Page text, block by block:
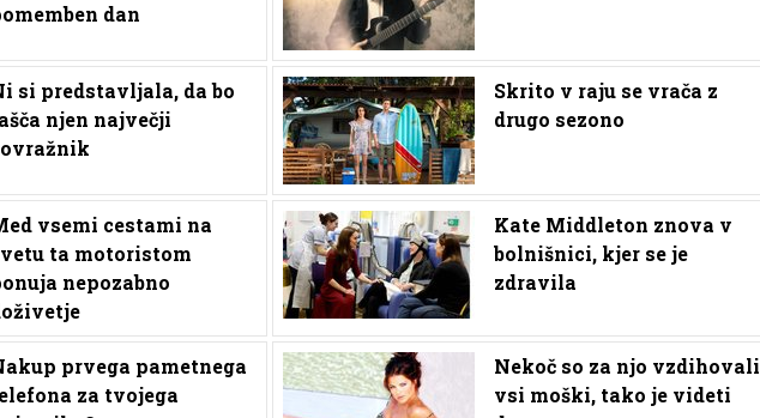
dan
si predstavljala, da bo
njen največji
Skrito v raju se vrača z
drugo sezono
vsemi cestami na
ta motoristom
nepozabno
Kate Middleton znova v
bolnišnici, kjer se je
zdravila
prvega pametnega
za tvojega
Nekoč so za njo vzdihovali
vsi moški, tako je videti